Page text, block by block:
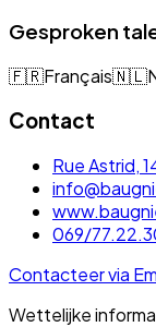
Gesproken
🇫🇷Français🇳🇱
Contact
Rue Astrid,
069/
Contacteer via
Wettelijke